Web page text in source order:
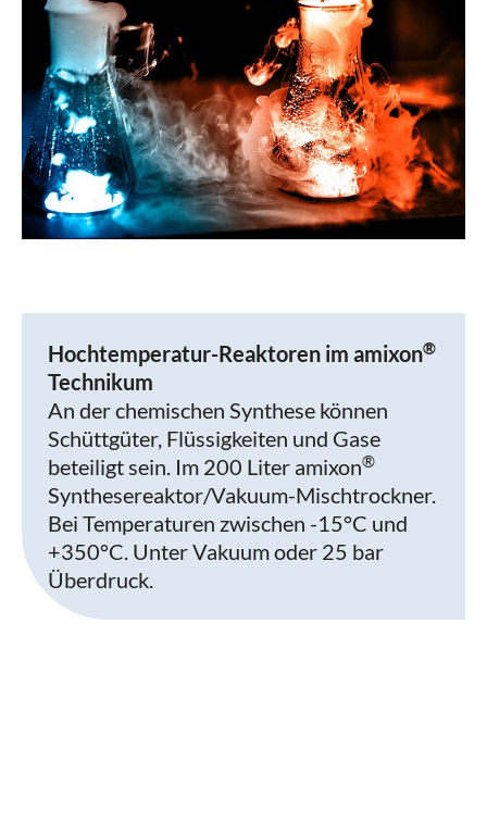
Hochtemperatur-Reaktoren im amixon®
Technikum
An der chemischen Synthese können
Schüttgüter, Flüssigkeiten und Gase
beteiligt sein. Im 200 Liter amixon®
Synthesereaktor/Vakuum-Mischtrockner.
Bei Temperaturen zwischen -15°C und
+350°C. Unter Vakuum oder 25 bar
Überdruck.